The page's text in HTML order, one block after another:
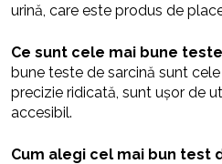
urină, care este produs de
Ce sunt cele mai bune
bune teste de sarcină sunt
precizie ridicată, sunt ușor de
accesibil.
Cum alegi cel mai bun test